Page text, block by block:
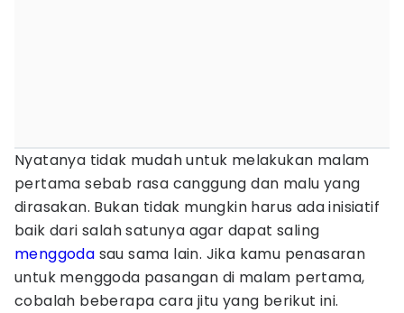
Nyatanya tidak mudah untuk melakukan malam
pertama sebab rasa canggung dan malu yang
dirasakan. Bukan tidak mungkin harus ada inisiatif
baik dari salah satunya agar dapat saling
menggoda sau sama lain. Jika kamu penasaran
untuk menggoda pasangan di malam pertama,
cobalah beberapa cara jitu yang berikut ini.